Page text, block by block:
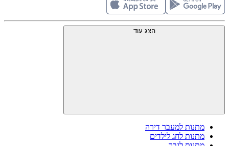
הצג עוד
מתנות למעבר דירה
מתנות לחג לילדים